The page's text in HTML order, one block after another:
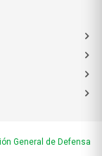
General de Defensa